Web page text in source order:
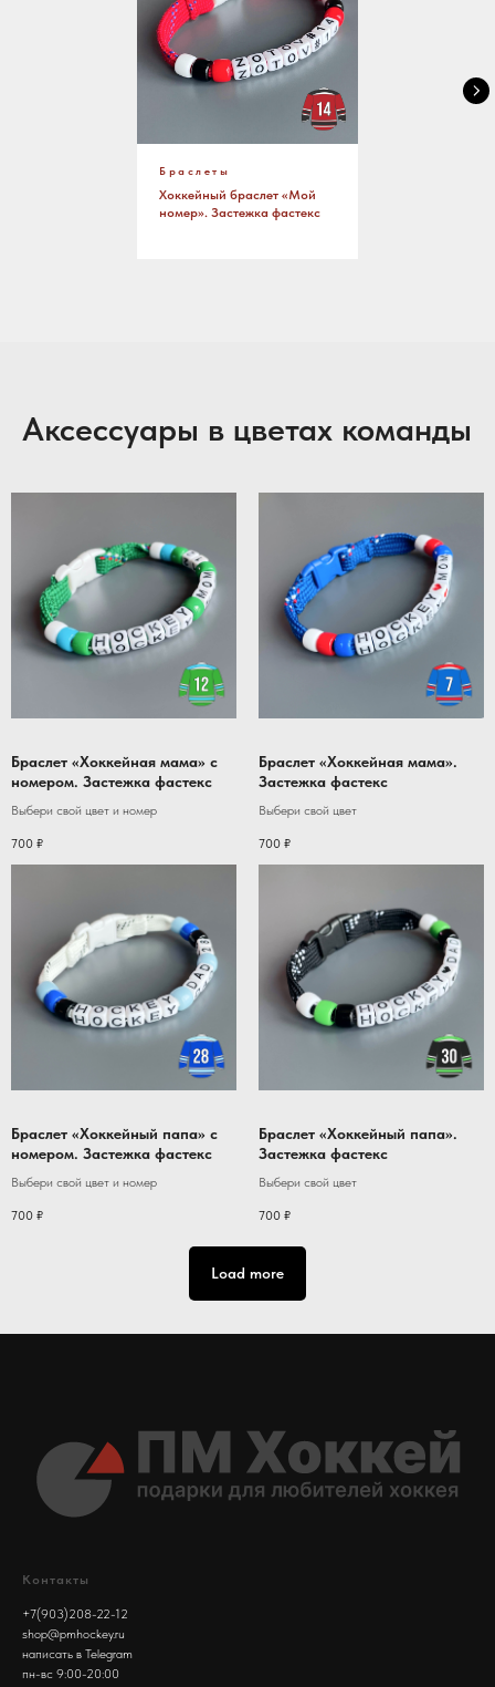
Браслеты
Хоккейный браслет «Мой
номер». Застежка фастекс
Аксессуары в цветах команды
Браслет «Хоккейная мама» с
номером. Застежка фастекс
Выбери свой цвет и номер
700 ₽
Браслет «Хоккейная мама».
Застежка фастекс
Выбери свой цвет
700 ₽
Браслет «Хоккейный папа» с
номером. Застежка фастекс
Выбери свой цвет и номер
700 ₽
Браслет «Хоккейный папа».
Застежка фастекс
Выбери свой цвет
700 ₽
Load more
Контакты
+7(903)208-22-12
shop@pmhockey.ru
написать в Telegram
пн-вс 9:00-20:00